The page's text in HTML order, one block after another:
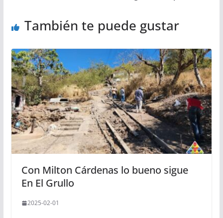
También te puede gustar
Con Milton Cárdenas lo bueno sigue
En El Grullo
2025-02-01